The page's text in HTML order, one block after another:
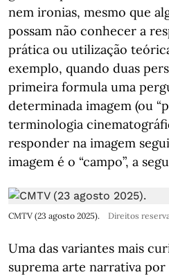
nem ironias, mesmo que
possam não conhecer a
prática ou utilização
exemplo, quando duas
primeira formula uma
determinada imagem (ou
terminologia
responder na imagem
imagem é o “campo”, a
CMTV (23 agosto 2025). Direitos
Uma das variantes mais
suprema arte narrativa